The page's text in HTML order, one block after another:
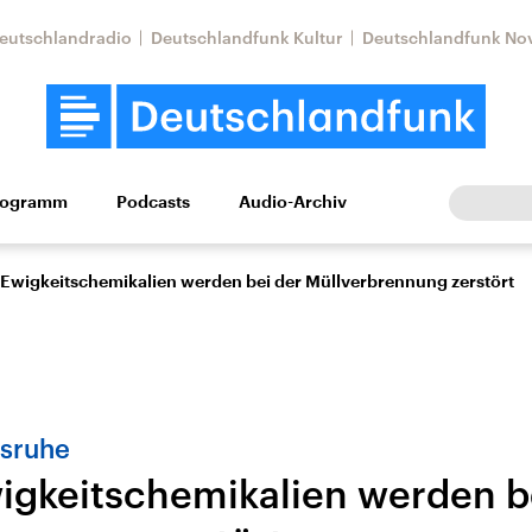
Deutschlandfunk Kultur Deutschlandfunk
Wissen Kultur Europa
Beiträge,
Nahostkonflikt
Iran
Podcasts Audio-Archiv
werden bei der Müllverbrennung zerstört
werden